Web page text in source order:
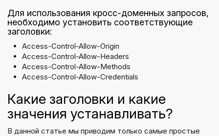
Для использования кросс-доменных запросов,
необходимо установить соответствующие
заголовки:
Access-Control-Allow-Origin
Access-Control-Allow-Headers
Access-Control-Allow-Methods
Access-Control-Allow-Credentials
Какие заголовки и какие
значения устанавливать?
В данной статье мы приводим только самые простые